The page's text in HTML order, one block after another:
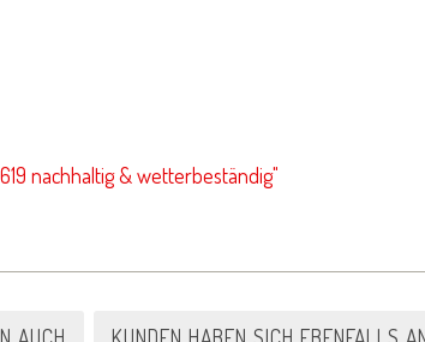
nachhaltig & wetterbeständig"